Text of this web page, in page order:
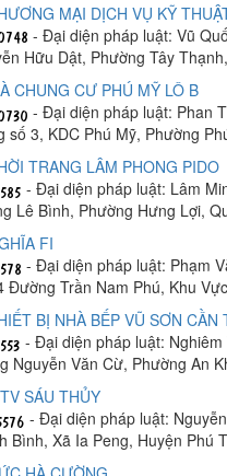
MẠI DỊCH VỤ KỸ
- Đại diện pháp luật: Vũ
Hữu Dật, Phường Tây
CHUNG CƯ PHÚ MỸ LÔ B
- Đại diện pháp luật: Phan
3, KDC Phú Mỹ, Phường
TRANG LÂM PHONG PIDO
- Đại diện pháp luật: Lâm
Lê Bình, Phường Hưng Lợi,
FI
- Đại diện pháp luật: Phạm
Đường Trần Nam Phú, Khu
BỊ NHÀ BẾP VŨ SƠN CẦN
- Đại diện pháp luật: Nghiêm
Nguyễn Văn Cừ, Phường An
SÁU THỦY
- Đại diện pháp luật:
Bình, Xã Ia Peng, Huyện Phú